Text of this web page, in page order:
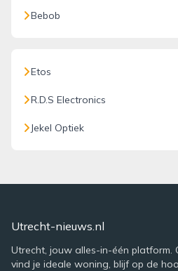
Bebob
Etos
R.D.S Electronics
Jekel Optiek
Utrecht-nieuws.nl
Utrecht, jouw alles-in-één platform.
vind je ideale woning, blijf op de